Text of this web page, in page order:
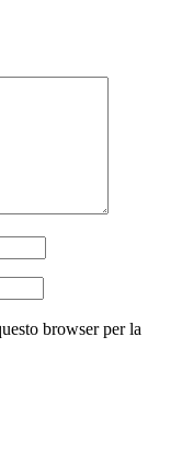
browser per la